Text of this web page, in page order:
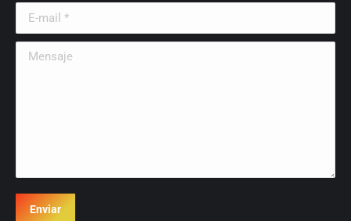
E-mail *
Mensaje
Enviar